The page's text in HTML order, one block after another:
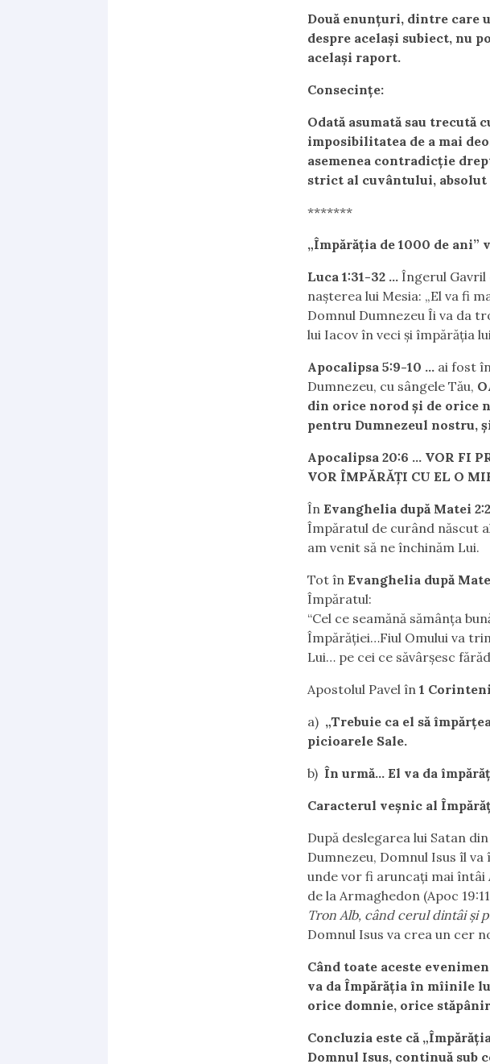
Două enunţuri, dintre care
despre acelaşi subiect, nu
acelaşi raport.
Consecinţe:
Odată asumată sau trecută
imposibilitatea de a mai
asemenea contradicţie
strict al cuvântului, absolut
*******
„Împărăția de 1000 de ani”
Luca 1:31-32 … Îngerul
naşterea lui Mesia: „El va fi
Domnul Dumnezeu Îi va da
lui Iacov în veci şi împărăţia
Apocalipsa 5:9-10 … ai fost
Dumnezeu, cu sângele Tău,
din orice norod şi de orice
pentru Dumnezeul nostru,
Apocalipsa 20:6 … VOR FI
VOR ÎMPĂRĂŢI CU EL O
ÎnEvanghelia după Matei 2:2
Împăratul de curând născut
am venit să ne închinăm Lui.
Tot în Evanghelia după
Împăratul:
“Cel ce seamănă sămânţa
Împărăţiei…Fiul Omului va
Lui… pe cei ce săvârşesc
Apostolul Pavel în1
a) „Trebuie ca el să
picioarele Sale.
b)În urmă… El va da
Caracterul veșnic al
După deslegarea lui Satan
Dumnezeu, Domnul Isus îl
unde vor fi aruncați mai
de la Armaghedon (Apoc
Tron Alb, când cerul dintâi și
Domnul Isus va crea un cer
Când toate aceste
va da Împărăția în mîinile
orice domnie, orice
Concluzia este că
Domnul Isus, continuă sub